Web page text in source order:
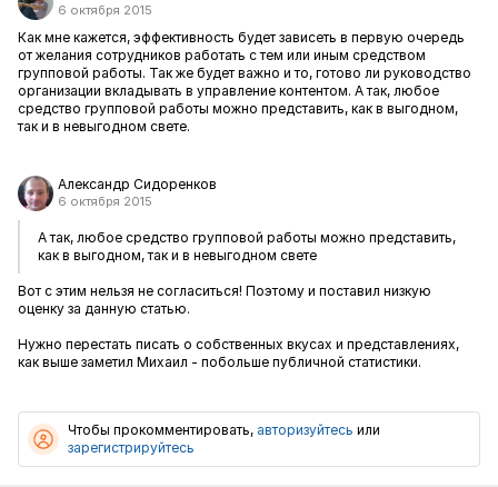
6 октября 2015
Как мне кажется, эффективность будет зависеть в первую очередь
от желания сотрудников работать с тем или иным средством
групповой работы. Так же будет важно и то, готово ли руководство
организации вкладывать в управление контентом. А так, любое
средство групповой работы можно представить, как в выгодном,
так и в невыгодном свете.
Александр Сидоренков
6 октября 2015
А так, любое средство групповой работы можно представить,
как в выгодном, так и в невыгодном свете
Вот с этим нельзя не согласиться! Поэтому и поставил низкую
оценку за данную статью.
Нужно перестать писать о собственных вкусах и представлениях,
как выше заметил Михаил - побольше публичной статистики.
Чтобы прокомментировать, авторизуйтесь или
зарегистрируйтесь